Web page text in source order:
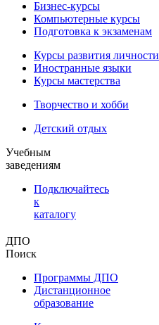
Бизнес-курсы
Компьютерные курсы
Подготовка к экзаменам
Курсы развития личности
Иностранные языки
Курсы мастерства
Творчество и хобби
Детский отдых
Учебным
заведениям
Подключайтесь
к
каталогу
ДПО
Поиск
Программы ДПО
Дистанционное
образование